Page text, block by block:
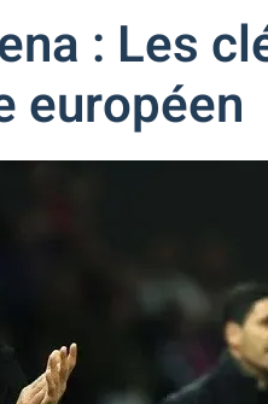
: Les
européen